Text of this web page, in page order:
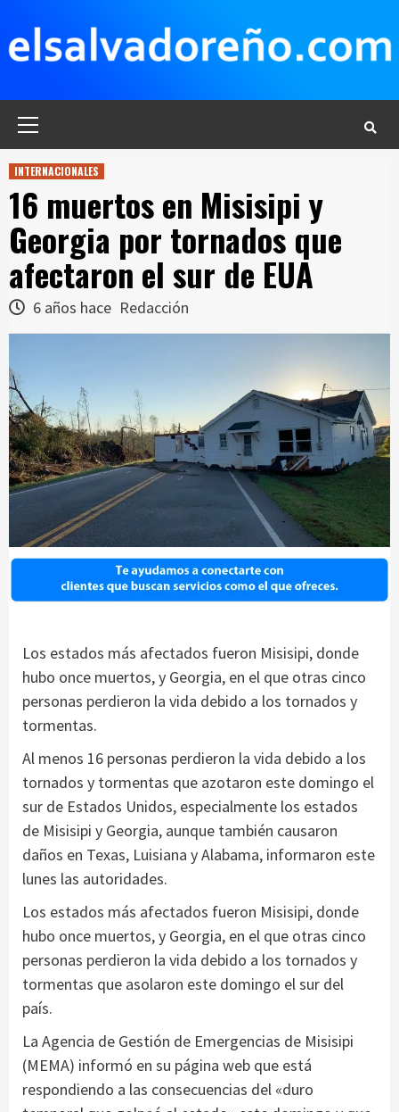
contenido
INTERNACIONALES
16 muertos en Misisipi y
Georgia por tornados que
afectaron el sur de EUA
6 años hace Redacción
Los estados más afectados fueron Misisipi, donde
hubo once muertos, y Georgia, en el que otras cinco
personas perdieron la vida debido a los tornados y
tormentas.
Al menos 16 personas perdieron la vida debido a los
tornados y tormentas que azotaron este domingo el
sur de Estados Unidos, especialmente los estados
de Misisipi y Georgia, aunque también causaron
daños en Texas, Luisiana y Alabama, informaron este
lunes las autoridades.
Los estados más afectados fueron Misisipi, donde
hubo once muertos, y Georgia, en el que otras cinco
personas perdieron la vida debido a los tornados y
tormentas que asolaron este domingo el sur del
país.
La Agencia de Gestión de Emergencias de Misisipi
(MEMA) informó en su página web que está
respondiendo a las consecuencias del «duro